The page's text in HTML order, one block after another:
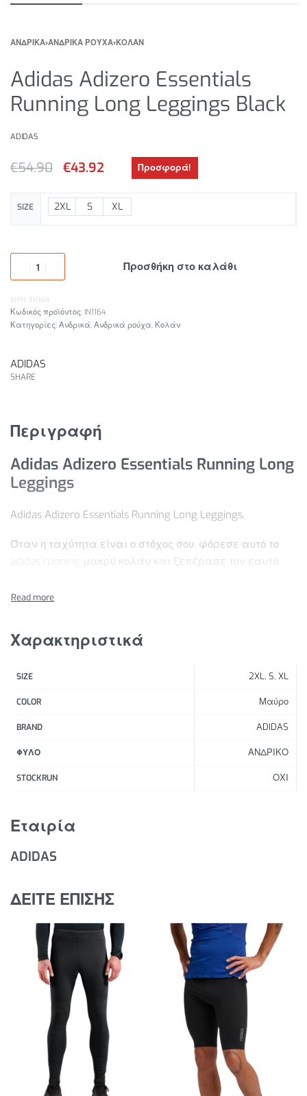
ΑΝΔΡΙΚΑ›ΑΝΔΡΙΚΑ ΡΟΥΧΑ›ΚΟΛΑΝ
Adidas Adizero Essentials
Running Long Leggings Black
ADIDAS
€54.90 €43.92 Προσφορά!
SIZE 2XL S XL
Προσθήκη στο καλάθι
MPN: IN1164
IN1164
Κατηγορίες: Ανδρικά, Ανδρικά ρούχα, Κολάν
ADIDAS
SHARE
Περιγραφή
Adidas Adizero Essentials Running Long
Leggings
Adidas Adizero Essentials Running Long Leggings.
Όταν η ταχύτητα είναι ο στόχος σου, φόρεσε αυτό το
adidas running μακρύ κολάν και ξεπέρασε τον εαυτό
ελεύθερες. Η AEROREADY τεχνολογία απομακρύνει την
Ελαστική μέση με κορδόνι περίσφιξης
85% πολυεστέρας (ανακυκλωμένος), 15% ελαστάν
Τεχνολογία AEROREADY
Μεσαίο ύψος
Χαρακτηριστικά
SIZE 2XL, S, XL
COLOR Μαύρο
BRAND ADIDAS
ΦΥΛΟ ΑΝΔΡΙΚΟ
STOCKRUN ΟΧΙ
Εταιρία
ADIDAS
ΔΕΙΤΕ ΕΠΙΣΗΣ